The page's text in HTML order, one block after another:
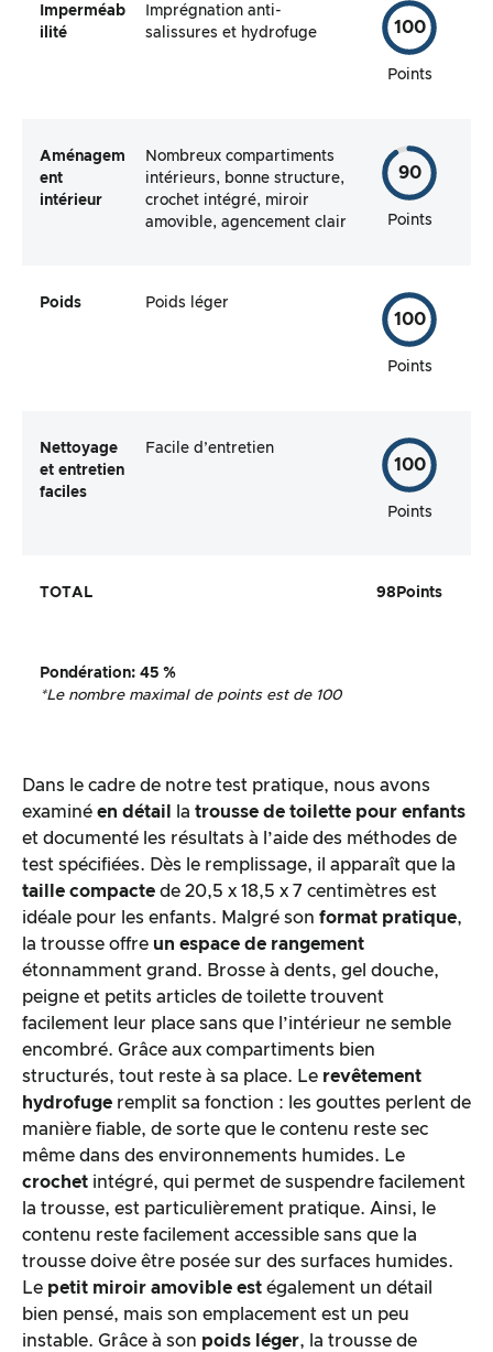
Imperméab
ilité
Imprégnation anti-
salissures et hydrofuge
100
Points
Aménagem
ent
intérieur
Nombreux compartiments
intérieurs, bonne structure,
crochet intégré, miroir
amovible, agencement clair
90
Points
Poids Poids léger
100
Points
Nettoyage
et entretien
faciles
Facile d’entretien
100
Points
TOTAL 98 Points
Pondération: 45 %
*Le nombre maximal de points est de 100
Dans le cadre de notre test pratique, nous avons
examiné en détail la trousse de toilette pour enfants
et documenté les résultats à l’aide des méthodes de
test spécifiées. Dès le remplissage, il apparaît que la
taille compacte de 20,5 x 18,5 x 7 centimètres est
idéale pour les enfants. Malgré son format pratique,
la trousse offre un espace de rangement
étonnamment grand. Brosse à dents, gel douche,
peigne et petits articles de toilette trouvent
facilement leur place sans que l’intérieur ne semble
encombré. Grâce aux compartiments bien
structurés, tout reste à sa place. Le revêtement
hydrofuge remplit sa fonction : les gouttes perlent de
manière fiable, de sorte que le contenu reste sec
même dans des environnements humides. Le
crochet intégré, qui permet de suspendre facilement
la trousse, est particulièrement pratique. Ainsi, le
contenu reste facilement accessible sans que la
trousse doive être posée sur des surfaces humides.
Le petit miroir amovible est également un détail
bien pensé, mais son emplacement est un peu
instable. Grâce à son poids léger, la trousse de